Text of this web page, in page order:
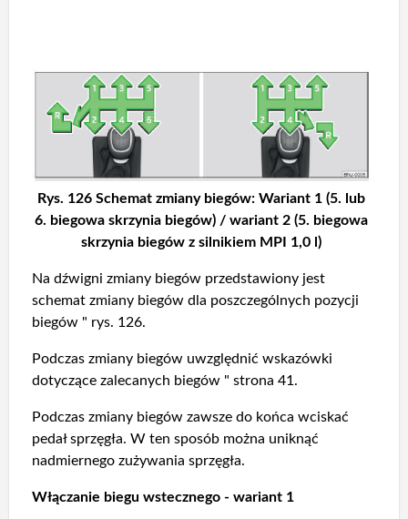
Rys. 126 Schemat zmiany biegów: Wariant 1 (5. lub
6. biegowa skrzynia biegów) / wariant 2 (5. biegowa
skrzynia biegów z silnikiem MPI 1,0 l)
Na dźwigni zmiany biegów przedstawiony jest
schemat zmiany biegów dla poszczególnych pozycji
biegów " rys. 126.
Podczas zmiany biegów uwzględnić wskazówki
dotyczące zalecanych biegów " strona 41.
Podczas zmiany biegów zawsze do końca wciskać
pedał sprzęgła. W ten sposób można uniknąć
nadmiernego zużywania sprzęgła.
Włączanie biegu wstecznego - wariant 1